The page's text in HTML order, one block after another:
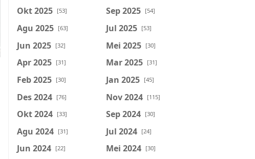
Okt 2025 [53] Sep 2025 [54]
Agu 2025 [63] Jul 2025 [53]
Jun 2025 [32] Mei 2025 [30]
Apr 2025 [31] Mar 2025 [31]
Feb 2025 [30] Jan 2025 [45]
Des 2024 [76] Nov 2024 [115]
Okt 2024 [33] Sep 2024 [30]
Agu 2024 [31] Jul 2024 [24]
Jun 2024 [22] Mei 2024 [30]